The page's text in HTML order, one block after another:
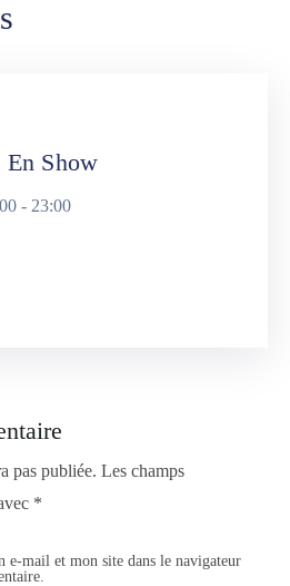
Show
- 23:00
pas publiée. Les champs
*
e-mail et mon site dans le navigateur